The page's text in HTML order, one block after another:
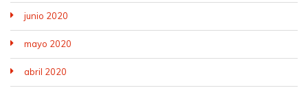
junio 2020
mayo 2020
abril 2020